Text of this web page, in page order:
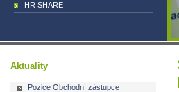
HR SHARE
Aktuality
Pozice Obchodní zástupce